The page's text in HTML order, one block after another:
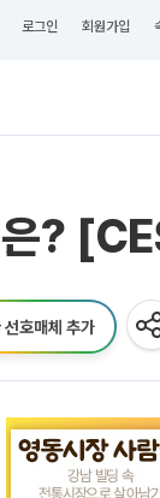
로그인 회원가입
은?
선호매체 추가